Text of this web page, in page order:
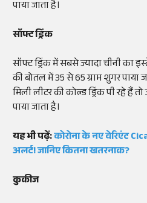
पाया जाता है।
सॉफ्ट ड्रिंक
सॉफ्ट ड्रिंक में सबसे ज्यादा चीनी का
की बोतल में 35 से 65 ग्राम शुगर पाया
मिली लीटर की कोल्ड ड्रिंक पी रहे हैं
पाया जाता है।
यह भी पढ़ें:कोरोना के नए वेरिएंट
अलर्ट! जानिए कितना खतरनाक?
कुकीज